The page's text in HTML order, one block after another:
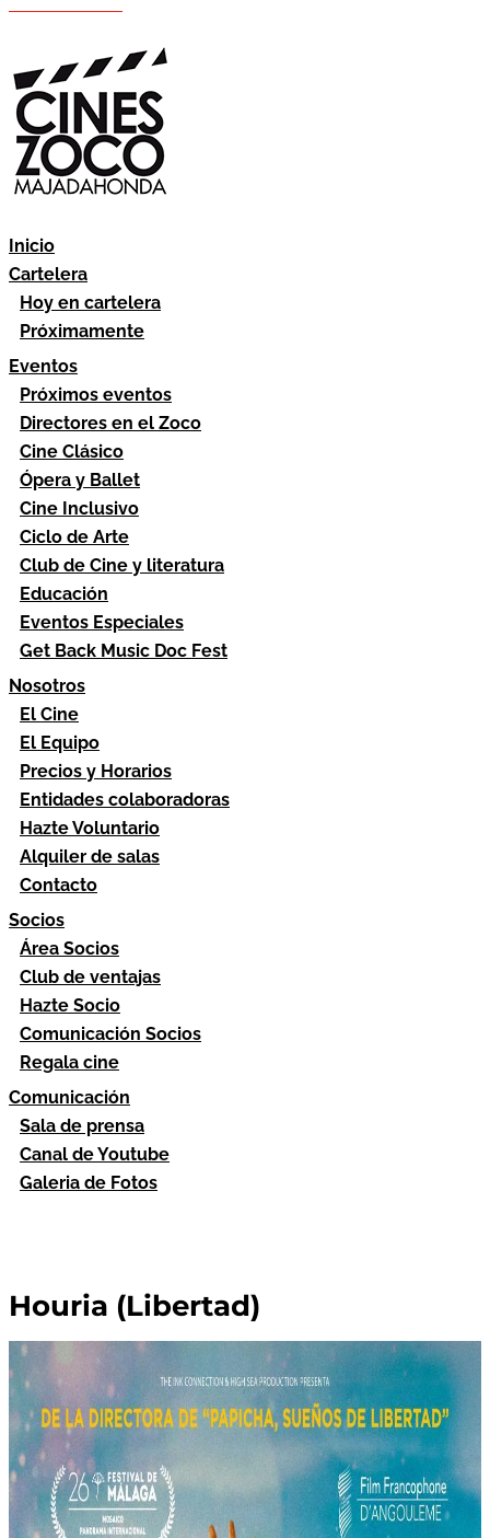
Inicio
Cartelera
Hoy en cartelera
Próximamente
Eventos
Próximos eventos
Directores en el Zoco
Cine Clásico
Ópera y Ballet
Cine Inclusivo
Ciclo de Arte
Club de Cine y literatura
Educación
Eventos Especiales
Get Back Music Doc Fest
Nosotros
El Cine
El Equipo
Precios y Horarios
Entidades colaboradoras
Hazte Voluntario
Alquiler de salas
Contacto
Socios
Área Socios
Club de ventajas
Hazte Socio
Comunicación Socios
Regala cine
Comunicación
Sala de prensa
Canal de Youtube
Galeria de Fotos
Houria (Libertad)